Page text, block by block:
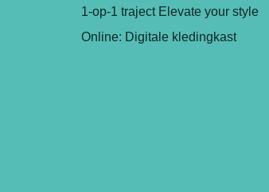
1-op-1 traject Elevate your style
Online: Digitale kledingkast